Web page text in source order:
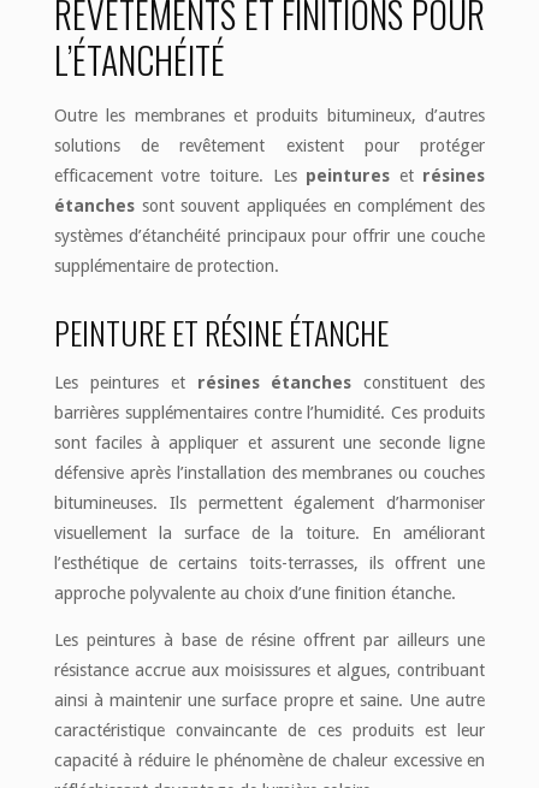
REVÊTEMENTS ET FINITIONS POUR
L’ÉTANCHÉITÉ
Outre les membranes et produits bitumineux, d’autres
solutions de revêtement existent pour protéger
efficacement votre toiture. Les peintures et résines
étanchessont souvent appliquées en complément des
systèmes d’étanchéité principaux pour offrir une couche
supplémentaire de protection.
PEINTURE ET RÉSINE ÉTANCHE
Les peintures et résines étanches constituent des
barrières supplémentaires contre l’humidité. Ces produits
sont faciles à appliquer et assurent une seconde ligne
défensive après l’installation des membranes ou couches
bitumineuses. Ils permettent également d’harmoniser
visuellement la surface de la toiture. En améliorant
l’esthétique de certains toits-terrasses, ils offrent une
approche polyvalente au choix d’une finition étanche.
Les peintures à base de résine offrent par ailleurs une
résistance accrue aux moisissures et algues, contribuant
ainsi à maintenir une surface propre et saine. Une autre
caractéristique convaincante de ces produits est leur
capacité à réduire le phénomène de chaleur excessive en